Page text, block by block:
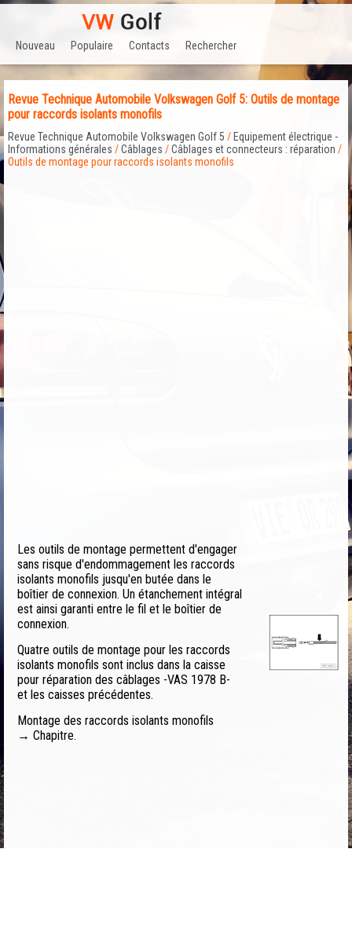
Nouveau Populaire Contacts Rechercher
Revue Technique Automobile Volkswagen Golf 5: Outils de montage
pour raccords isolants monofils
Revue Technique Automobile Volkswagen Golf 5 / Equipement électrique -
Informations générales /Câblages /Câblages et connecteurs : réparation /
Outils de montage pour raccords isolants monofils
Les outils de montage permettent d'engager
sans risque d'endommagement les raccords
isolants monofils jusqu'en butée dans le
boîtier de connexion. Un étanchement intégral
est ainsi garanti entre le fil et le boîtier de
connexion.
Quatre outils de montage pour les raccords
isolants monofils sont inclus dans la caisse
pour réparation des câblages -VAS 1978 B-
et les caisses précédentes.
Montage des raccords isolants monofils
→ Chapitre.